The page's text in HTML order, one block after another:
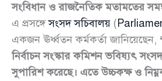
সংবিধান ও রাজনৈতিক মতামতের
এ প্রসঙ্গেসংসদ সচিবালয় (
একজন ঊর্ধ্বতন কর্মকর্তা জানিয়েছেন,
নির্বাচন সংস্কার কমিশন ভবিষ্যৎ
সুপারিশ করেছে। এতে উচ্চকক্ষ ও